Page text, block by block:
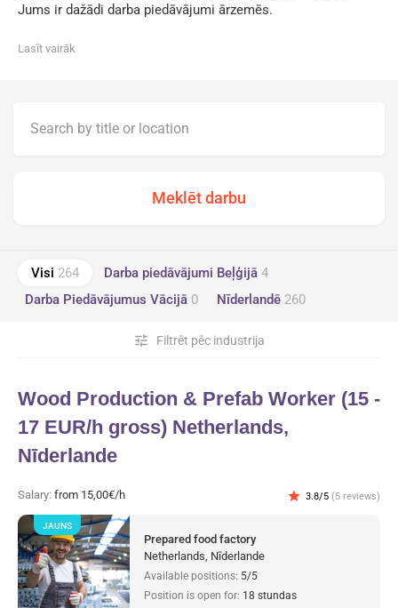
Jums ir dažādi darba piedāvājumi ārzemēs.
Lasīt vairāk
Visi 264 Darba piedāvājumi Beļģijā 4
Darba Piedāvājumus Vācijā 0 Nīderlandē 260
Filtrēt pēc industrija
tune
Wood Production & Prefab Worker (15 -
17 EUR/h gross) Netherlands,
Nīderlande
Salary: from 15,00€/h star 3.8/5 (5 reviews)
Prepared food factory
Netherlands, Nīderlande
Available positions: 5/5
Position is open for: 18 stundas
JAUNS